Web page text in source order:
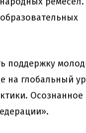
поддержку
на глобальный
Осознанное